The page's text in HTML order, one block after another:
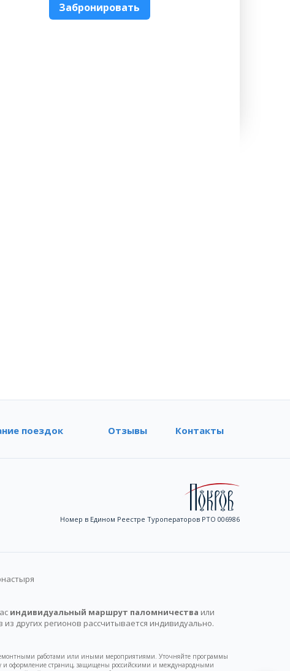
Забронировать
поездок Отзывы Контакты
Номер в Едином Реестре Туроператоров РТО 006986
индивидуальный маршрут паломничества или
других регионов рассчитывается индивидуально.
работами или иными мероприятиями. Уточняйте программы
и оформление страниц, защищены российскими и международными